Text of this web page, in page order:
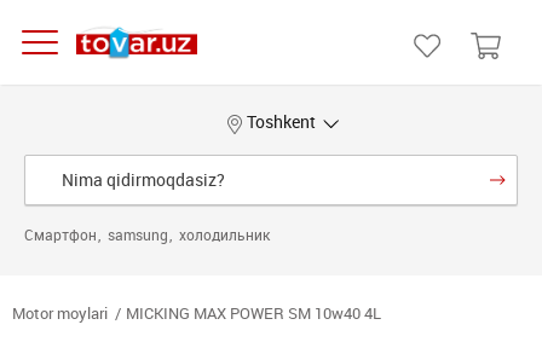
Toshkent
Смартфон samsung холодильник
Motor moylari MICKING MAX POWER SM 10w40 4L